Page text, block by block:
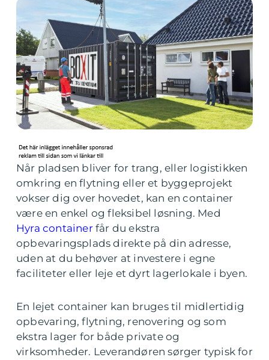
Når pladsen bliver for trang, eller logistikken
omkring en flytning eller et byggeprojekt
vokser dig over hovedet, kan en container
være en enkel og fleksibel løsning. Med
Hyra containerfår du ekstra
opbevaringsplads direkte på din adresse,
uden at du behøver at investere i egne
faciliteter eller leje et dyrt lagerlokale i byen.
En lejet container kan bruges til midlertidig
opbevaring, flytning, renovering og som
ekstra lager for både private og
virksomheder. Leverandøren sørger typisk for